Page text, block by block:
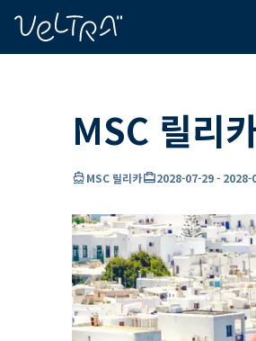
MSC 릴리
directions_boatMSC 릴리카card_travel2028-07-29- 2028-